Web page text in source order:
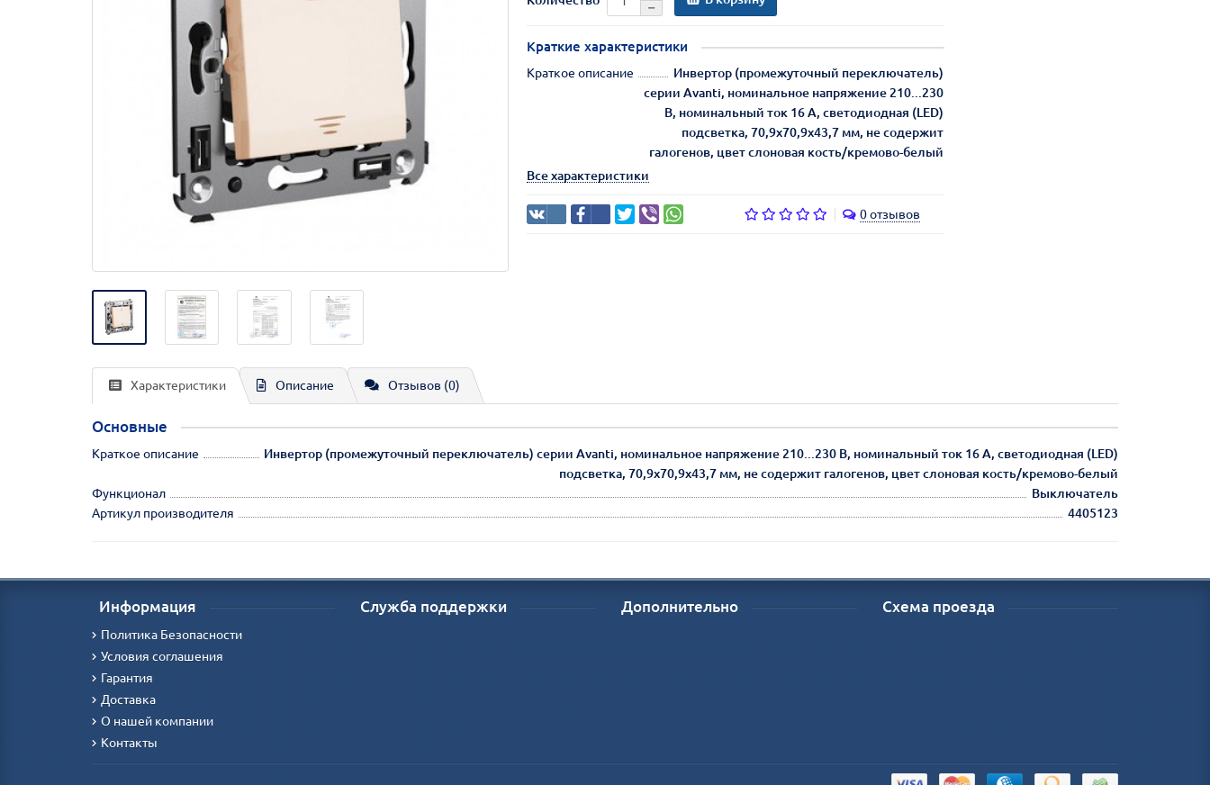
Краткие характеристики
Краткое описание
Инвертор (промежуточный переключатель)
серии Avanti, номинальное напряжение 210...230
В, номинальный ток 16 А, светодиодная (LED)
подсветка, 70,9х70,9х43,7 мм, не содержит
галогенов, цвет слоновая кость/кремово-белый
Все характеристики
0 отзывов
Характеристики Описание Отзывов (0)
Основные
Краткое описание
Инвертор (промежуточный переключатель) серии Avanti, номинальное напряжение 210...230 В, номинальный ток 16 А, светодиодная (LED)
подсветка, 70,9х70,9х43,7 мм, не содержит галогенов, цвет слоновая кость/кремово-белый
Функционал
Выключатель
Артикул производителя
4405123
Информация
Политика Безопасности
Условия соглашения
Гарантия
Доставка
О нашей компании
Контакты
Служба поддержки Дополнительно Схема проезда